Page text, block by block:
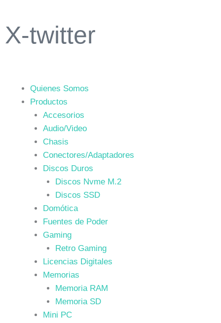
X-twitter
Quienes Somos
Productos
Accesorios
Audio/Video
Chasis
Conectores/Adaptadores
Discos Duros
Discos Nvme M.2
Discos SSD
Domótica
Fuentes de Poder
Gaming
Retro Gaming
Licencias Digitales
Memorias
Memoria RAM
Memoria SD
Mini PC